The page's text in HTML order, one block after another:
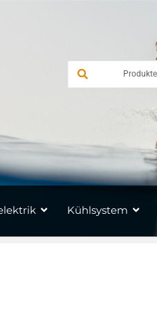
Kühlsystem